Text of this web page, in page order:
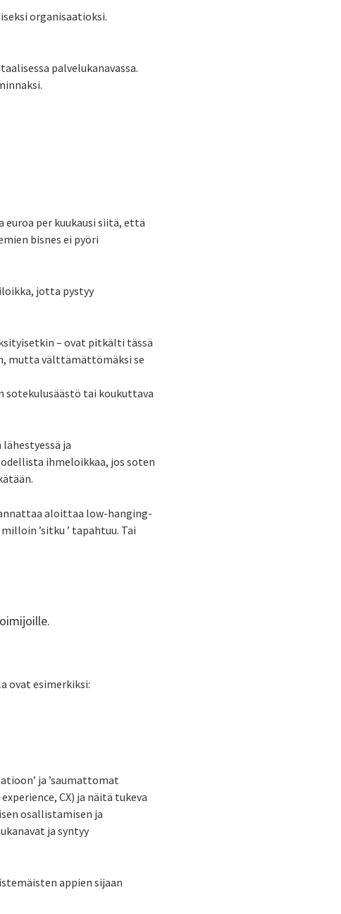
organisaatioksi.
palvelukanavassa.
per kuukausi siitä, että
bisnes ei pyöri
jotta pystyy
– ovat pitkälti tässä
mutta välttämättömäksi se
sotekulusäästö tai koukuttava
ja
ihmeloikkaa, jos soten
aloittaa low-hanging-
’sitku ’ tapahtuu. Tai
ovat esimerkiksi:
ja ’saumattomat
CX) ja näitä tukeva
osallistamisen ja
ja syntyy
appien sijaan